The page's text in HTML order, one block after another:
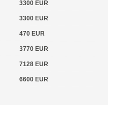
3300 EUR
3300 EUR
470 EUR
3770 EUR
7128 EUR
6600 EUR